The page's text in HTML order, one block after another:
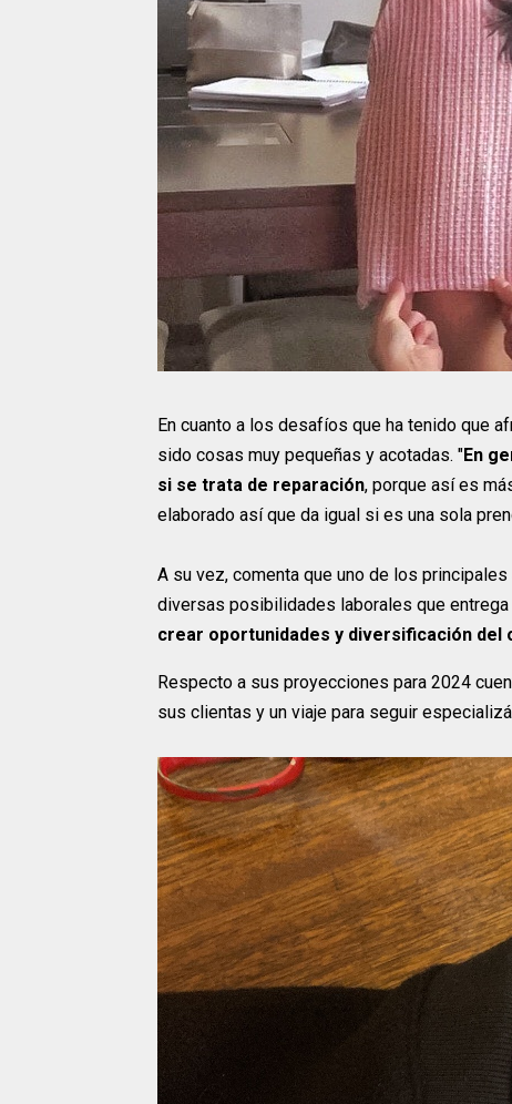
En cuanto a los desafíos que ha tenido que
sido cosas muy pequeñas y acotadas. "En
si se trata de reparación, porque así es
elaborado así que da igual si es una sola
A su vez, comenta que uno de los
diversas posibilidades laborales que entrega
crear oportunidades y diversificación del
Respecto a sus proyecciones para 2024
sus clientas y un viaje para seguir